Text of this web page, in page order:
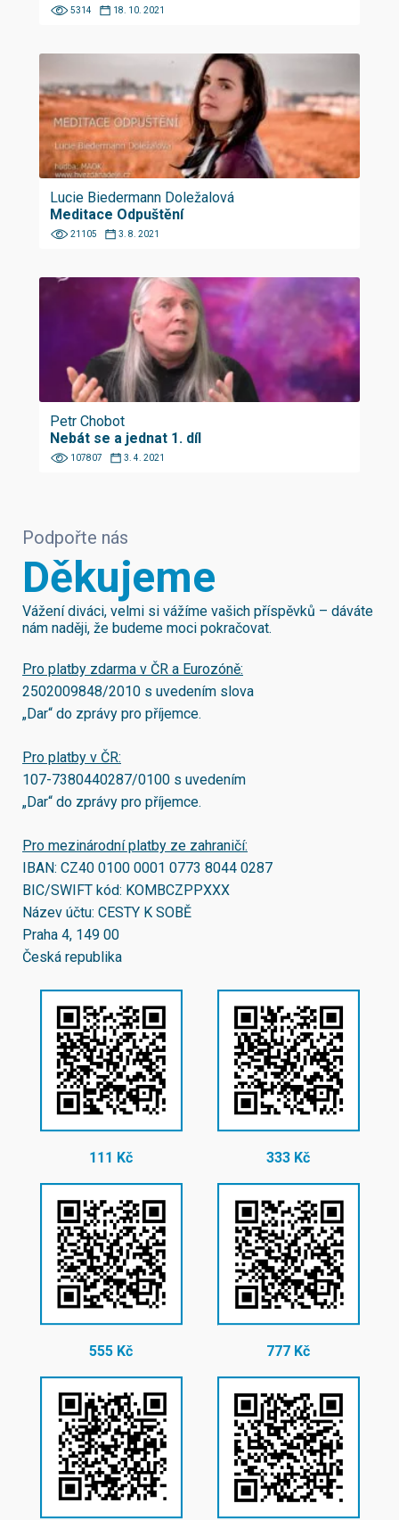
5314 18. 10. 2021
Lucie Biedermann Doležalová
Meditace Odpuštění
21105 3. 8. 2021
Petr Chobot
Nebát se a jednat 1. díl
107807 3. 4. 2021
Podpořte nás
Děkujeme
Vážení diváci, velmi si vážíme vašich příspěvků – dáváte
nám naději, že budeme moci pokračovat.
Pro platby zdarma v ČR a Eurozóně:
2502009848/2010 s uvedením slova
„Dar“ do zprávy pro příjemce.
Pro platby v ČR:
107-7380440287/0100 s uvedením
„Dar“ do zprávy pro příjemce.
Pro mezinárodní platby ze zahraničí:
IBAN: CZ40 0100 0001 0773 8044 0287
BIC/SWIFT kód: KOMBCZPPXXX
Název účtu: CESTY K SOBĚ
Praha 4, 149 00
Česká republika
111 Kč 333 Kč
555 Kč 777 Kč